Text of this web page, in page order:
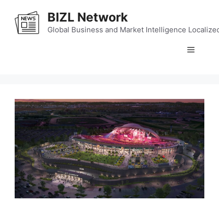
content
BIZL Network
Global Business and Market Intelligence
Menu